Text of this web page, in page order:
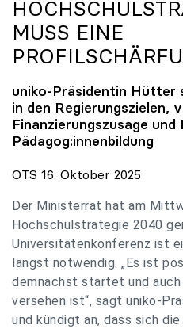
MUSS EINE
uniko-Präsidentin Hütter
in den Regierungszielen,
Finanzierungszusage und
Pädagog:innenbildung
OTS 16. Oktober 2025
Der Ministerrat hat am
Hochschulstrategie 2040
Universitätenkonferenz ist
längst notwendig. „Es ist
demnächst startet und
versehen ist“, sagt uniko-
und kündigt an, dass sich